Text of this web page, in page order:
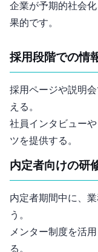
企業が予期的社会
果的です。
採用段階での情
採用ページや説明
える。
社員インタビュー
ツを提供する。
内定者向けの研
内定者期間中に、
う。
メンター制度を活
る。